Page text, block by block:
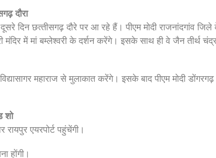
दौरा
दिन छत्‍तीसगढ़ दौरे पर आ रहे हैं। पीएम मोदी राजनांदगांव
मंदिर में मां बम्‍लेश्‍वरी के दर्शन करेंगे। इसके साथ ही वे जैन तीर्थ
महाराज से मुलाकात करेंगे। इसके बाद पीएम मोदी
शो
एयरपोर्ट पहुंचेंगी।
होंगी।